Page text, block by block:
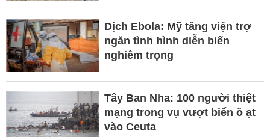
Dịch Ebola: Mỹ tăng viện trợ
ngăn tình hình diễn biến
nghiêm trọng
Tây Ban Nha: 100 người thiệt
mạng trong vụ vượt biển ồ ạt
vào Ceuta